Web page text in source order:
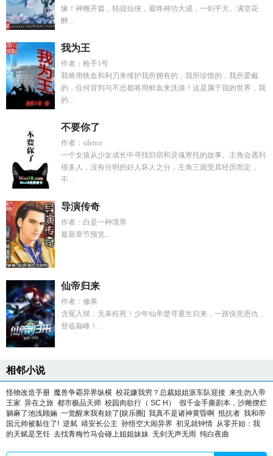
缘！神雕开篇，转战仙侠，最终神功大成，一剑平天。满堂花
醉...
我为王
作者：枪手1号
我将用铁血和利刃来维护我所拥有的，我所珍惜的，我所爱戴
的，任何背判与不忠都将用鲜血来洗涤！这是属于我的世界，我
的...
不要你了
作者：silence
一个女孩从少女成长中寻找归宿和灵魂寄托的故事。主角会遇到
很多人，没有分明的好人坏人之分，主角三观受其经历而定，
不...
导演传奇
作者：白是一种境界
最新章节预览...
仙帝归来
作者：修果
含冤入狱，无辜枉死！少年仙帝楚寻重生归来，一路快意恩仇，
登临巅峰！...
相邻小说
怪物改造手册 魔兽争霸异界纵横 校花嫌我穷？总裁姐姐派车队迎接 来生勿入帝
王家 异在之旅 都市极品天师 校园肉欲行（ SC H）
假千金手撕剧本，沙雕摆烂
躺麻了池浅顾婳 一觉醒来我有娃了[娱乐圈] 我真不是诸神黄昏啊 抵抗者 我和帝
国元帅被黏住了! 逆弑 靖安长公主 孙悟空大闹异界 初见就钟情 从零开始：我
的天赋是烹饪 去找青梅竹马会碰上姐姐妹妹 无剑无声无雨 纯白夜曲